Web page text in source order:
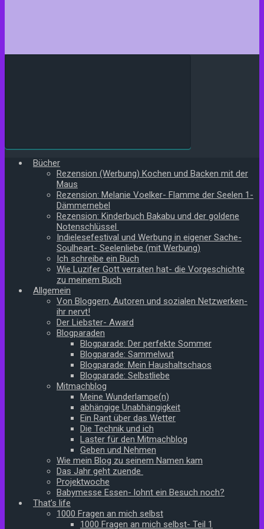
Bücher
Rezension (Werbung) Kochen und Backen mit der
Maus
Rezension: Melanie Voelker- Flamme der Seelen 1-
Dämmernebel
Rezension: Kinderbuch Bakabu und der goldene
Notenschlüssel
Indielesefestival und Werbung in eigener Sache-
Soulheart- Seelenliebe (mit Werbung)
Ich schreibe ein Buch
Wie Luzifer Gott verraten hat- die Vorgeschichte
zu meinem Buch
Allgemein
Von Bloggern, Autoren und sozialen Netzwerken-
ihr nervt!
Der Liebster- Award
Blogparaden
Blogparade: Der perfekte Sommer
Blogparade: Sammelwut
Blogparade: Mein Haushaltschaos
Blogparade: Selbstliebe
Mitmachblog
Meine Wunderlampe(n)
abhängige Unabhängigkeit
Ein Rant über das Wetter
Die Technik und ich
Laster für den Mitmachblog
Geben und Nehmen
Wie mein Blog zu seinem Namen kam
Das Jahr geht zuende
Projektwoche
Babymesse Essen- lohnt ein Besuch noch?
That’s life
1000 Fragen an mich selbst
1000 Fragen an mich selbst- Teil 1